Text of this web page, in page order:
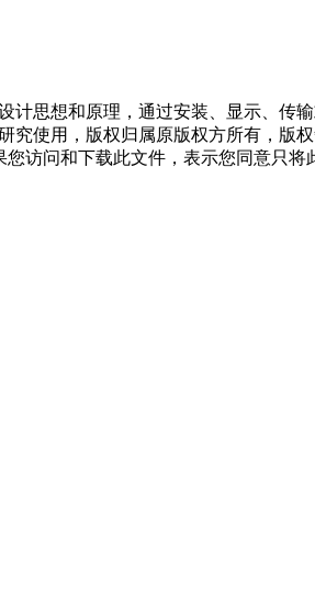
思想和原理，通过安装、显示、传
使用，版权归属原版权方所有，版
访问和下载此文件，表示您同意只